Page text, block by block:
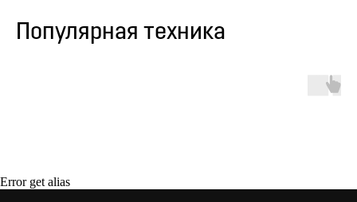
Популярная техника
Error get alias